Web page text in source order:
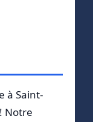
à Saint-
Notre